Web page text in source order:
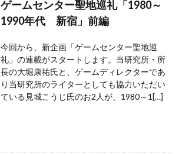
ゲームセンター聖地巡礼「1980～
1990年代 新宿」前編
今回から、新企画「ゲームセンター聖地巡
礼」の連載がスタートします。当研究所・所
長の大堀康祐氏と、ゲームディレクターであ
り当研究所のライターとしても協力いただい
ている見城こうじ氏のお2人が、1980～1[…]